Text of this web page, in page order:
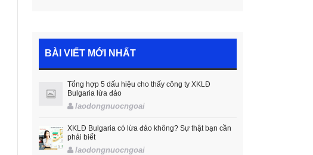
BÀI VIẾT MỚI NHẤT
Tổng hợp 5 dấu hiệu cho thấy công ty XKLĐ
Bulgaria lừa đảo
laodongnuocngoai
XKLĐ Bulgaria có lừa đảo không? Sự thật bạn cần
phải biết
laodongnuocngoai